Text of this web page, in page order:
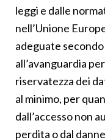
leggi e dalle
nell’Unione
adeguate
all’avanguardia
riservatezza dei
al minimo, per
dall’accesso non
perdita o dal